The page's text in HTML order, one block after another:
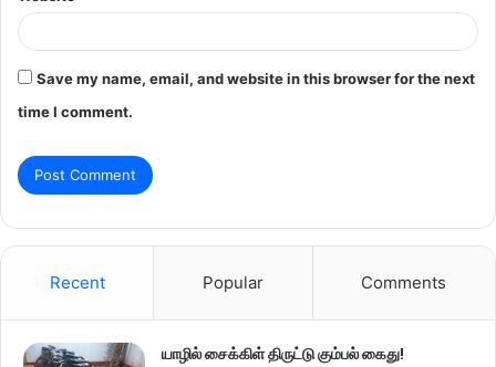
Save my name, email, and website in this browser for the next
time I comment.
Recent Popular Comments
யாழில் சைக்கிள் திருட்டு கும்பல் கைது!